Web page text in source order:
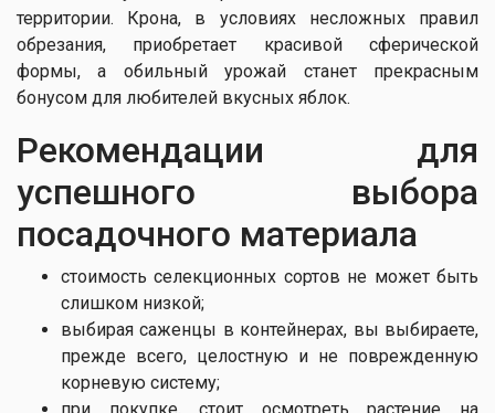
территории. Крона, в условиях несложных правил
обрезания, приобретает красивой сферической
формы, а обильный урожай станет прекрасным
бонусом для любителей вкусных яблок.
Рекомендации для
успешного выбора
посадочного материала
стоимость селекционных сортов не может быть
слишком низкой;
выбирая саженцы в контейнерах, вы выбираете,
прежде всего, целостную и не поврежденную
корневую систему;